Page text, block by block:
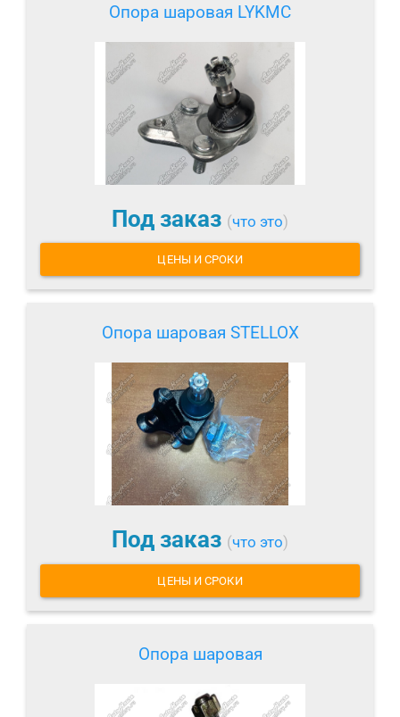
Опора шаровая LYKMC
Под заказ (что это)
ЦЕНЫ И СРОКИ
Опора шаровая STELLOX
Под заказ (что это)
ЦЕНЫ И СРОКИ
Опора шаровая